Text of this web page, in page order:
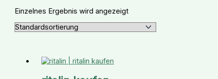
Einzelnes Ergebnis wird angezeigt